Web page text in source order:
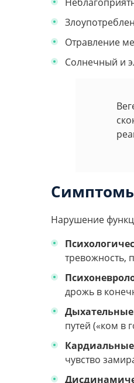
Отравление
Солнечный и
Нарушение
тревожность,
дрожь в
путей («ком в
чувство